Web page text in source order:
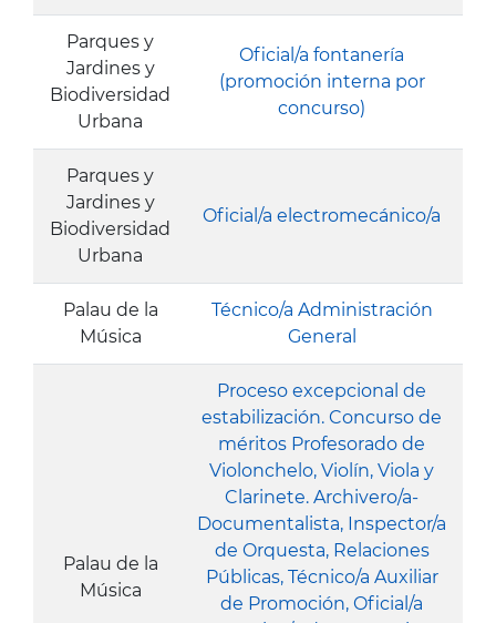
Parques y
Jardines y
Biodiversidad
Urbana
Oficial/a fontanería
(promoción interna por
concurso)
Parques y
Jardines y
Biodiversidad
Urbana
Oficial/a electromecánico/a
Palau de la
Música
Técnico/a Administración
General
Palau de la
Música
Proceso excepcional de
estabilización. Concurso de
méritos Profesorado de
Violonchelo, Violín, Viola y
Clarinete. Archivero/a-
Documentalista, Inspector/a
de Orquesta, Relaciones
Públicas, Técnico/a Auxiliar
de Promoción, Oficial/a